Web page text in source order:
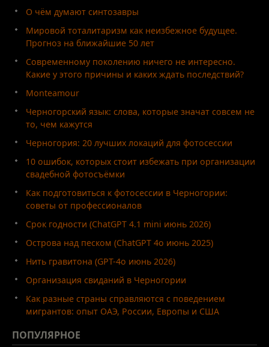
О чём думают синтозавры
Мировой тоталитаризм как неизбежное будущее.
Прогноз на ближайшие 50 лет
Современному поколению ничего не интересно.
Какие у этого причины и каких ждать последствий?
Monteamour
Черногорский язык: слова, которые значат совсем не
то, чем кажутся
Черногория: 20 лучших локаций для фотосессии
10 ошибок, которых стоит избежать при организации
свадебной фотосъёмки
Как подготовиться к фотосессии в Черногории:
советы от профессионалов
Срок годности (ChatGPT 4.1 mini июнь 2026)
Острова над песком (ChatGPT 4o июнь 2025)
Нить гравитона (GPT-4o июнь 2026)
Организация свиданий в Черногории
Как разные страны справляются с поведением
мигрантов: опыт ОАЭ, России, Европы и США
ПОПУЛЯРНОЕ